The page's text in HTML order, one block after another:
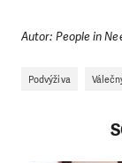
Autor: People in
Podvýživa